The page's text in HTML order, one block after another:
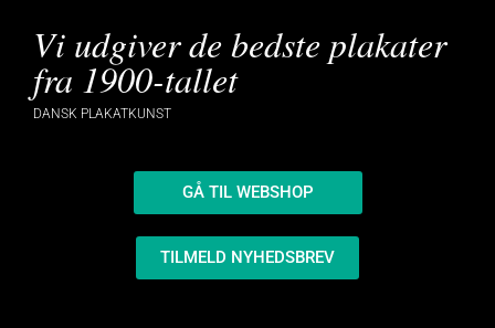
Vi udgiver de bedste plakater
fra 1900-tallet
DANSK PLAKATKUNST
GÅ TIL WEBSHOP
TILMELD NYHEDSBREV